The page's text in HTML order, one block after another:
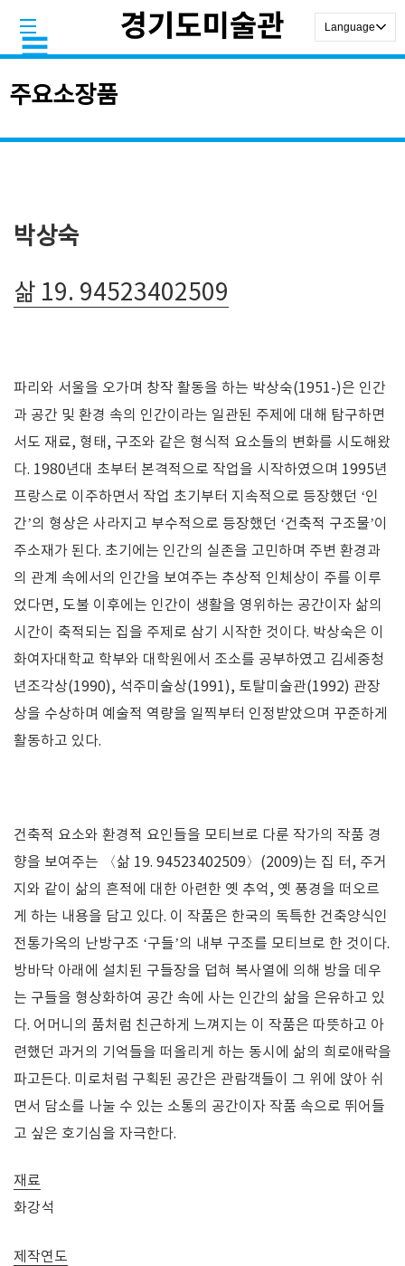
주요소장품
박상숙
삶 19. 94523402509
파리와 서울을 오가며 창작 활동을 하는 박상숙(1951-)은 인간
과 공간 및 환경 속의 인간이라는 일관된 주제에 대해 탐구하면
서도 재료, 형태, 구조와 같은 형식적 요소들의 변화를 시도해왔
다. 1980년대 초부터 본격적으로 작업을 시작하였으며 1995년
프랑스로 이주하면서 작업 초기부터 지속적으로 등장했던 ‘인
간’의 형상은 사라지고 부수적으로 등장했던 ‘건축적 구조물’이
주소재가 된다. 초기에는 인간의 실존을 고민하며 주변 환경과
의 관계 속에서의 인간을 보여주는 추상적 인체상이 주를 이루
었다면, 도불 이후에는 인간이 생활을 영위하는 공간이자 삶의
시간이 축적되는 집을 주제로 삼기 시작한 것이다. 박상숙은 이
화여자대학교 학부와 대학원에서 조소를 공부하였고 김세중청
년조각상(1990), 석주미술상(1991), 토탈미술관(1992) 관장
상을 수상하며 예술적 역량을 일찍부터 인정받았으며 꾸준하게
활동하고 있다.
건축적 요소와 환경적 요인들을 모티브로 다룬 작가의 작품 경
향을 보여주는 〈삶 19. 94523402509〉(2009)는 집 터, 주거
지와 같이 삶의 흔적에 대한 아련한 옛 추억, 옛 풍경을 떠오르
게 하는 내용을 담고 있다. 이 작품은 한국의 독특한 건축양식인
전통가옥의 난방구조 ‘구들’의 내부 구조를 모티브로 한 것이다.
방바닥 아래에 설치된 구들장을 덥혀 복사열에 의해 방을 데우
는 구들을 형상화하여 공간 속에 사는 인간의 삶을 은유하고 있
다. 어머니의 품처럼 친근하게 느껴지는 이 작품은 따뜻하고 아
련했던 과거의 기억들을 떠올리게 하는 동시에 삶의 희로애락을
파고든다. 미로처럼 구획된 공간은 관람객들이 그 위에 앉아 쉬
면서 담소를 나눌 수 있는 소통의 공간이자 작품 속으로 뛰어들
고 싶은 호기심을 자극한다.
재료
화강석
제작연도